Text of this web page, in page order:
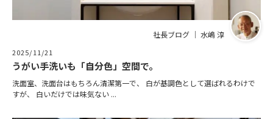
社長ブログ ｜ 水嶋 淳
2025/11/21
うがい手洗いも「自分色」空間で。
洗面室、洗面台はもちろん清潔第一で、 白が基調色として選ばれるわけで
すが、 白いだけでは味気ない ...